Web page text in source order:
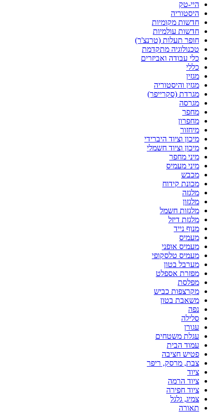
היי-טק
היסטוריה
חדשות מקומיות
חדשות עולמיות
חופר תעלות (טרנצ'ר)
טכנולוגיה מתקדמת
כלי עבודה ואביזרים
כללי
מגזין
מגזין והיסטוריה
מגרדת (סקרייפר)
מגרסה
מחפר
מחפרון
מיחזור
מיכון וציוד היברידי
מיכון וציוד חשמלי
מיני מחפר
מיני מעמיס
מכבש
מכונת קידוח
מלגזה
מלגזון
מלגזות חשמל
מלגזת דיזל
מנוף נייד
מעמיס
מעמיס אופני
מעמיס טלסקופי
מערבל בטון
מפזרת אספלט
מפלסת
מקרצפות כביש
משאבת בטון
נפה
סלילה
עגורן
עגלת משטחים
עמוד הבית
פטיש חציבה
צבת, מרסק, ריפר
ציוד
ציוד הרמה
ציוד חפירה
צמיג, גלגל
תאורה